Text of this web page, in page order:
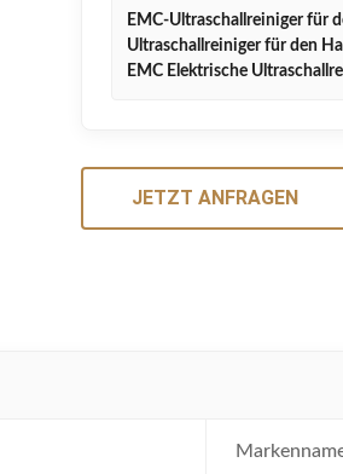
EMC-Ultraschallreiniger für
Ultraschallreiniger für den
EMC Elektrische
JETZT ANFRAGEN